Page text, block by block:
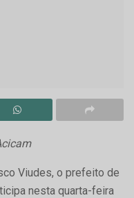
Viudes, o prefeito de
nesta quarta-feira